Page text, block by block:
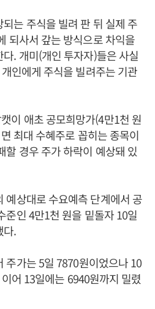
는 주식을 빌려 판 뒤 실제 주
되사서 갚는 방식으로 차익을
. 개미(개인 투자자)들은 사실
인에게 주식을 빌려주는 기관
이 애초 공모희망가(4만1천 원
최대 수혜주로 꼽히는 종목이
할 경우 주가 하락이 예상돼 있
예상대로 수요예측 단계에서 공
준인 4만1천 원을 밑돌자 10일
다.
주가는 5일 7870원이었으나 10
어 13일에는 6940원까지 밀렸